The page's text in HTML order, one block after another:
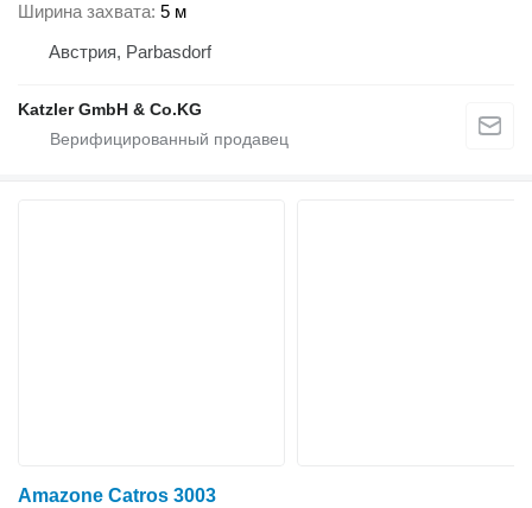
Ширина захвата 5 м
Австрия, Parbasdorf
Katzler GmbH & Co.KG
Amazone Catros 3003